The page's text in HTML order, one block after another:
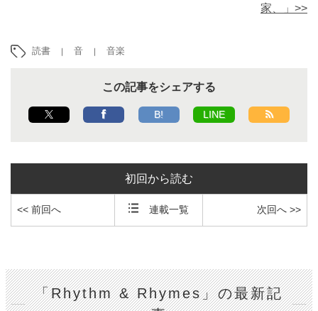
家、」>>
読書 音 音楽
この記事をシェアする
B! LINE
初回から読む
<< 前回へ 連載一覧 次回へ >>
「Rhythm & Rhymes」の最新記